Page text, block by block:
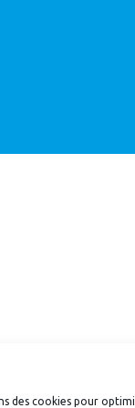
des cookies pour